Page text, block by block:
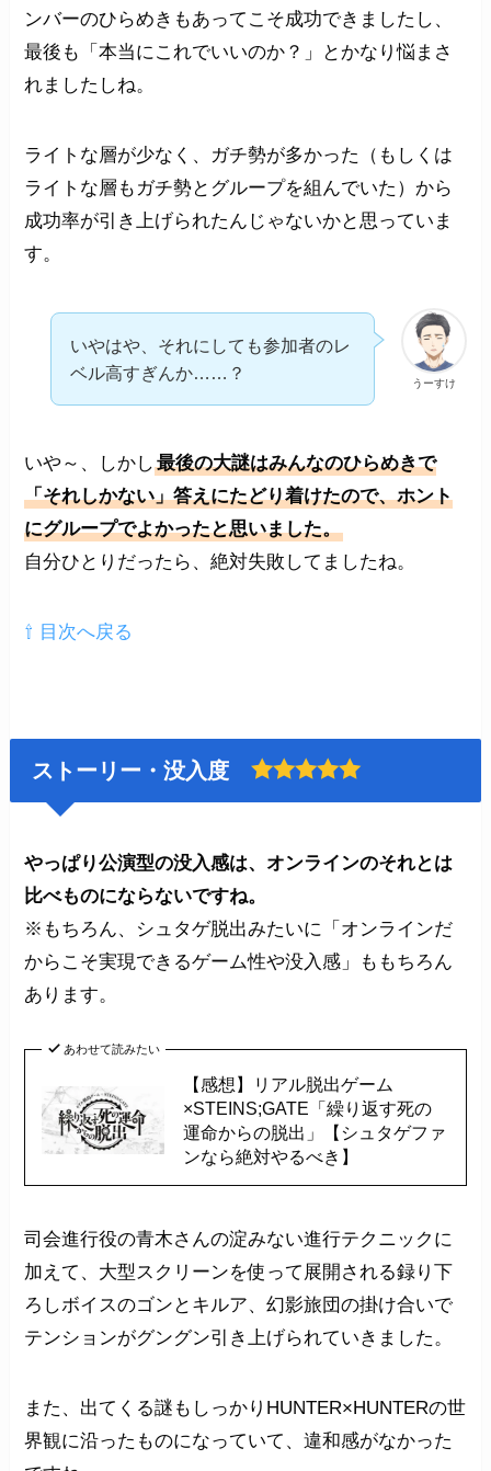
ンバーのひらめきもあってこそ成功できましたし、
最後も「本当にこれでいいのか？」とかなり悩まさ
れましたしね。
ライトな層が少なく、ガチ勢が多かった（もしくは
ライトな層もガチ勢とグループを組んでいた）から
成功率が引き上げられたんじゃないかと思っていま
す。
うーすけ
いやはや、それにしても参加者のレ
ベル高すぎんか……？
いや～、しかし最後の大謎はみんなのひらめきで
「それしかない」答えにたどり着けたので、ホント
にグループでよかったと思いました。
自分ひとりだったら、絶対失敗してましたね。
⇧ 目次へ戻る
ストーリー・没入度
やっぱり公演型の没入感は、オンラインのそれとは
比べものにならないですね。
※もちろん、シュタゲ脱出みたいに「オンラインだ
からこそ実現できるゲーム性や没入感」ももちろん
あります。
あわせて読みたい
【感想】リアル脱出ゲーム
×STEINS;GATE「繰り返す死の
運命からの脱出」【シュタゲファ
ンなら絶対やるべき】
司会進行役の青木さんの淀みない進行テクニックに
加えて、大型スクリーンを使って展開される録り下
ろしボイスのゴンとキルア、幻影旅団の掛け合いで
テンションがグングン引き上げられていきました。
また、出てくる謎もしっかりHUNTER×HUNTERの世
界観に沿ったものになっていて、違和感がなかった